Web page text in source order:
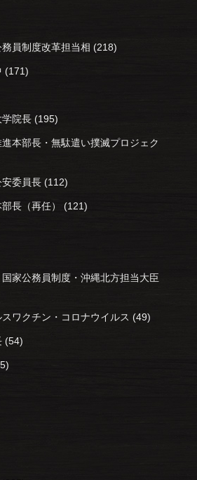
員制度改革担当相 (218)
(171)
院長 (195)
本部長・無駄遣い撲滅プロジェク
委員長 (112)
長（再任） (121)
家公務員制度・沖縄北方担当大臣
ワクチン・コロナウイルス (49)
(54)